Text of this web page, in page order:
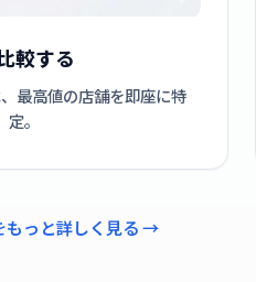
較する
最高値の店舗を即座に特
定。
もっと詳しく見る →